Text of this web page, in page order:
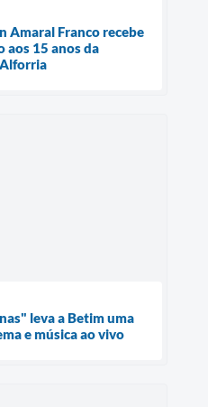
Amaral Franco recebe
aos 15 anos da
leva a Betim uma
e música ao vivo